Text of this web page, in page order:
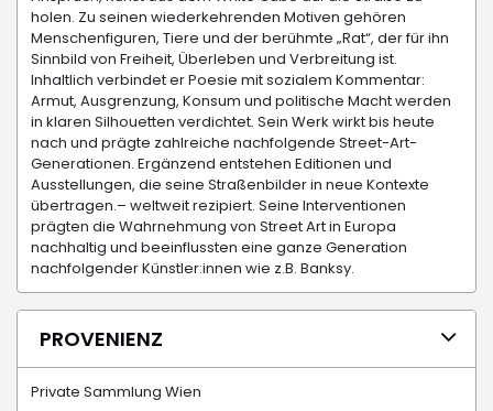
holen. Zu seinen wiederkehrenden Motiven gehören
Menschenfiguren, Tiere und der berühmte „Rat“, der für ihn
Sinnbild von Freiheit, Überleben und Verbreitung ist.
Inhaltlich verbindet er Poesie mit sozialem Kommentar:
Armut, Ausgrenzung, Konsum und politische Macht werden
in klaren Silhouetten verdichtet. Sein Werk wirkt bis heute
nach und prägte zahlreiche nachfolgende Street-Art-
Generationen. Ergänzend entstehen Editionen und
Ausstellungen, die seine Straßenbilder in neue Kontexte
übertragen.– weltweit rezipiert. Seine Interventionen
prägten die Wahrnehmung von Street Art in Europa
nachhaltig und beeinflussten eine ganze Generation
nachfolgender Künstler:innen wie z.B. Banksy.
PROVENIENZ
Private Sammlung Wien